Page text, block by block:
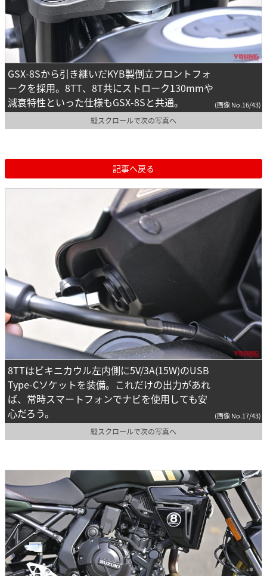
GSX-8Sから引き継いだKYB製倒立フロントフォ
ークを採用。8TT、8T共にストローク130mmや
減衰特性といった仕様もGSX-8Sと共通。
(画像 No.16/43)
縦スクロールで次の写真へ
記事へ戻る
8TTはビキニカウル左内側に5V/3A(15W)のUSB
Type-Cソケットを装備。これだけの出力があれ
ば、常時スマートフォンでナビを使用しても安
心だろう。
(画像 No.17/43)
縦スクロールで次の写真へ